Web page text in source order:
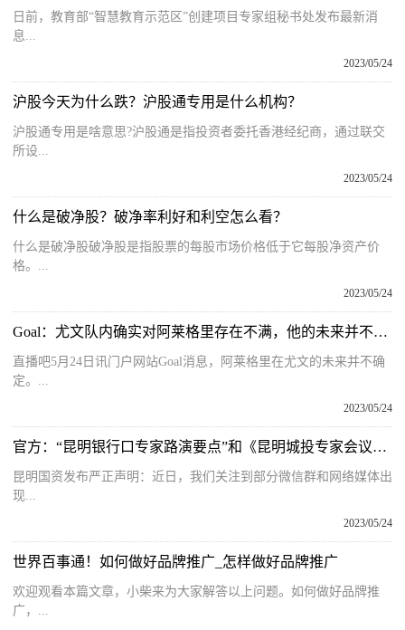
日前，教育部“智慧教育示范区”创建项目专家组秘书处发布最新消
息...
2023/05/24
沪股今天为什么跌？沪股通专用是什么机构？
沪股通专用是啥意思?沪股通是指投资者委托香港经纪商，通过联交
所设...
2023/05/24
什么是破净股？破净率利好和利空怎么看？
什么是破净股破净股是指股票的每股市场价格低于它每股净资产价
格。...
2023/05/24
Goal：尤文队内确实对阿莱格里存在不满，他的未来并不确定|观天下
直播吧5月24日讯门户网站Goal消息，阿莱格里在尤文的未来并不确
定。...
2023/05/24
官方：“昆明银行口专家路演要点”和《昆明城投专家会议纪要》不实-每日速看
昆明国资发布严正声明：近日，我们关注到部分微信群和网络媒体出
现...
2023/05/24
世界百事通！如何做好品牌推广_怎样做好品牌推广
欢迎观看本篇文章，小柴来为大家解答以上问题。如何做好品牌推
广，...